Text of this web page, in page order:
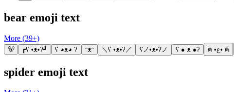
bear emoji text
More (39+)
🐻 ┏ʕ •ᴥ•ʔ┛ ʕ ◕ᴥ◕ ʔ ᵔᴥᵔ ＼ʕ •ᴥ•ʔ／ ʕノ•ᴥ•ʔノ ʕ ● ᴥ ●ʔ ฅ •ع• ฅ
spider emoji text